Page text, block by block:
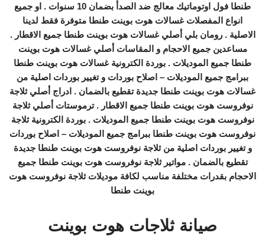
طنطا فول اوتوماتيك معالج ضد الصدأ بضمان 10 سنوات . او جميع
انواع المفصلات غسالات هوت بوينت طنطا متوفرة فقط لدينا
الاصلية . رومان بلي أصلي غسالات هوت بوينت طنطا جميع الاقطار .
مساعدين جميع الاحجام و المقاسات أصلي غسالات هوت بوينت
طنطا جميع الموديلات . بوردة الكترونية غسالات هوت بوينت طنطا
ببرامج جميع الموديلات – اصلاح بوردات و تغيير بوردات اصلية من
غسالات هوت بوينت طنطا جديدة تقطيع بالضمان . ادراج أصلي ثلاجة
نوفروست هوت بوينت طنطا جميع الاقطار . ترموستات أصلي ثلاجة
نوفروست هوت بوينت طنطا جميع الموديلات . بوردة الكترونية ثلاجة
نوفروست هوت بوينت طنطا ببرامج جميع الموديلات – اصلاح بوردات
و تغيير بوردات اصلية من ثلاجة نوفروست هوت بوينت طنطا جديدة
تقطيع بالضمان . مواتير ثلاجة نوفروست هوت بوينت طنطا جميع
الاحجام بقدرات مختلفة مناسب لكافة موديلات ثلاجة نوفروست هوت
بوينت طنطا
صيانة ثلاجات هوت بوينت